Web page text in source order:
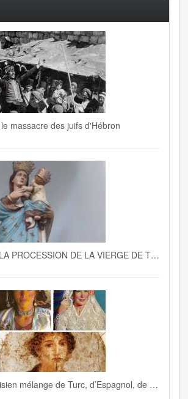
massacre des juifs d'Hébron
HISTOIRE DE LA PROCESSION DE LA VIERGE DE TRAPANI A LA GOULETTE
Le dialecte tunisien mélange de Turc, d’Espagnol, de Français , de Berbère, d’Italien…